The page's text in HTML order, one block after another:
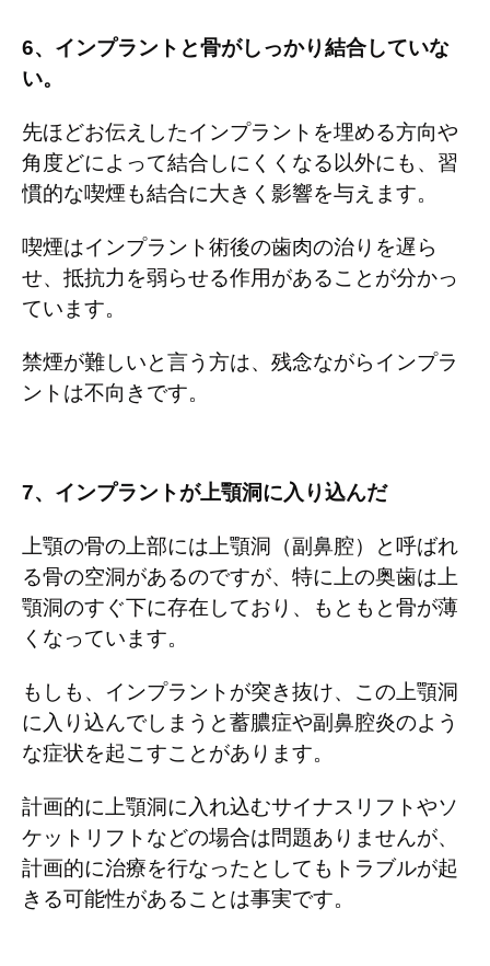
6、インプラントと骨がしっかり結合していな
い。
先ほどお伝えしたインプラントを埋める方向や
角度どによって結合しにくくなる以外にも、習
慣的な喫煙も結合に大きく影響を与えます。
喫煙はインプラント術後の歯肉の治りを遅ら
せ、抵抗力を弱らせる作用があることが分かっ
ています。
禁煙が難しいと言う方は、残念ながらインプラ
ントは不向きです。
7、インプラントが上顎洞に入り込んだ
上顎の骨の上部には上顎洞（副鼻腔）と呼ばれ
る骨の空洞があるのですが、特に上の奥歯は上
顎洞のすぐ下に存在しており、もともと骨が薄
くなっています。
もしも、インプラントが突き抜け、この上顎洞
に入り込んでしまうと蓄膿症や副鼻腔炎のよう
な症状を起こすことがあります。
計画的に上顎洞に入れ込むサイナスリフトやソ
ケットリフトなどの場合は問題ありませんが、
計画的に治療を行なったとしてもトラブルが起
きる可能性があることは事実です。